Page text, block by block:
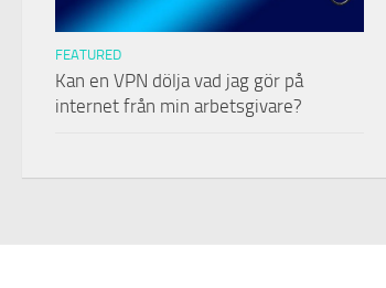
FEATURED
Kan en VPN dölja vad jag gör på
internet från min arbetsgivare?